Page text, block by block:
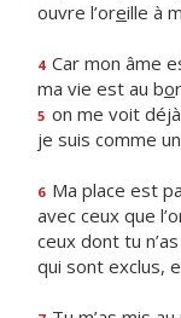
ouvre l’oreille à
4 Car mon âme
ma vie est au bo
5 on me voit
je suis comme
6 Ma place est
avec ceux que
ceux dont tu
qui sont exclus,